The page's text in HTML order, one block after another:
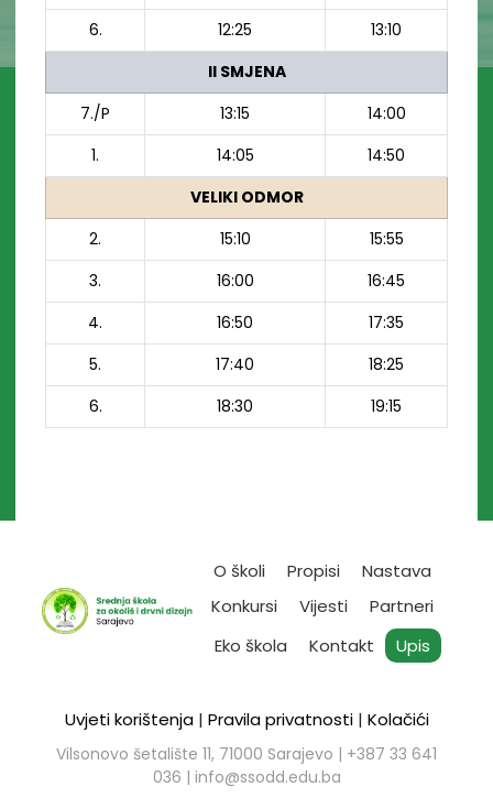
6.
12:25
13:10
II SMJENA
7./P
13:15
14:00
1.
14:05
14:50
VELIKI ODMOR
2.
15:10
15:55
3.
16:00
16:45
4.
16:50
17:35
5.
17:40
18:25
6.
18:30 19:15
O školi Propisi
Nastava
Konkursi
Vijesti
Partneri
Eko škola
Kontakt Upis
Uvjeti korištenja| Pravila privatnosti| Kolačići
Vilsonovo šetalište 11, 71000 Sarajevo | ​+387 33 641
036 | info@ssodd.edu.ba